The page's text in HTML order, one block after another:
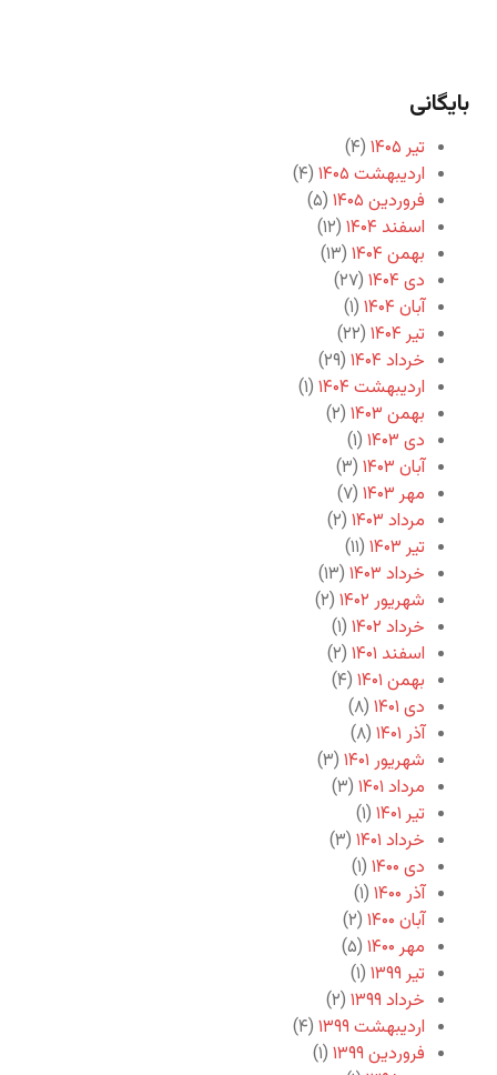
بایگانی
تیر ۱۴۰۵
(۴)
اردیبهشت ۱۴۰۵
(۴)
فروردین ۱۴۰۵
(۵)
اسفند ۱۴۰۴
(۱۲)
بهمن ۱۴۰۴
(۱۳)
دی ۱۴۰۴
(۲۷)
آبان ۱۴۰۴
(۱)
تیر ۱۴۰۴
(۲۲)
خرداد ۱۴۰۴
(۲۹)
اردیبهشت ۱۴۰۴
(۱)
بهمن ۱۴۰۳
(۲)
دی ۱۴۰۳
(۱)
آبان ۱۴۰۳
(۳)
مهر ۱۴۰۳
(۷)
مرداد ۱۴۰۳
(۲)
تیر ۱۴۰۳
(۱۱)
خرداد ۱۴۰۳
(۱۳)
شهریور ۱۴۰۲
(۲)
خرداد ۱۴۰۲
(۱)
اسفند ۱۴۰۱
(۲)
بهمن ۱۴۰۱
(۴)
دی ۱۴۰۱
(۸)
آذر ۱۴۰۱
(۸)
شهریور ۱۴۰۱
(۳)
مرداد ۱۴۰۱
(۳)
تیر ۱۴۰۱
(۱)
خرداد ۱۴۰۱
(۳)
دی ۱۴۰۰
(۱)
آذر ۱۴۰۰
(۱)
آبان ۱۴۰۰
(۲)
مهر ۱۴۰۰
(۵)
تیر ۱۳۹۹
(۱)
خرداد ۱۳۹۹
(۲)
اردیبهشت ۱۳۹۹
(۴)
فروردین ۱۳۹۹
(۱)